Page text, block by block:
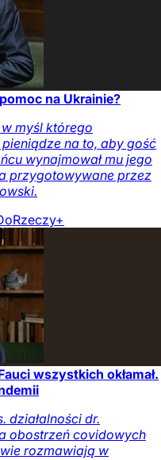
na Ukrainie?
myśl którego
na to, aby gość
wynajmował mu jego
przygotowywane przez
wszystkich okłamał.
działalności dr.
obostrzeń covidowych
rozmawiają w